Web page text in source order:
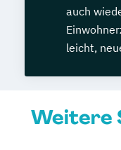
auch
leicht,
Weitere